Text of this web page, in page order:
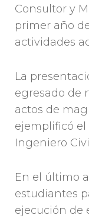
Consultor y
primer año
actividades
La
egresado de
actos de
ejemplificó el
Ingeniero
En el último
estudiantes
ejecución de